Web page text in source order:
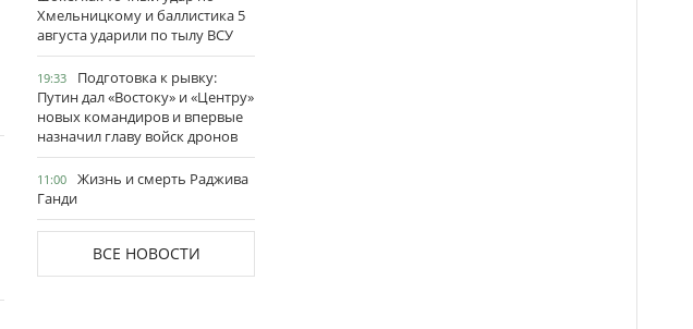
Хмельницкому и баллистика 5
августа ударили по тылу ВСУ
19:33
Подготовка к рывку:
Путин дал «Востоку» и «Центру»
новых командиров и впервые
назначил главу войск дронов
11:00
Жизнь и смерть Раджива
Ганди
ВСЕ НОВОСТИ